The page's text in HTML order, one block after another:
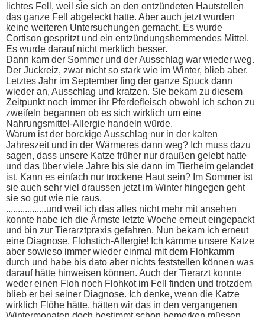
lichtes Fell, weil sie sich an den entzündeten Hautstellen
das ganze Fell abgeleckt hatte. Aber auch jetzt wurden
keine weiteren Untersuchungen gemacht. Es wurde
Cortison gespritzt und ein entzündungshemmendes Mittel.
Es wurde darauf nicht merklich besser.
Dann kam der Sommer und der Ausschlag war wieder weg.
Der Juckreiz, zwar nicht so stark wie im Winter, blieb aber.
Letztes Jahr im September fing der ganze Spuck dann
wieder an, Ausschlag und kratzen. Sie bekam zu diesem
Zeitpunkt noch immer ihr Pferdefleisch obwohl ich schon zu
zweifeln begannen ob es sich wirklich um eine
Nahrungsmittel-Allergie handeln würde.
Warum ist der borckige Ausschlag nur in der kalten
Jahreszeit und in der Wärmeres dann weg? Ich muss dazu
sagen, dass unsere Katze früher nur draußen gelebt hatte
und das über viele Jahre bis sie dann im Tierheim gelandet
ist. Kann es einfach nur trockene Haut sein? Im Sommer ist
sie auch sehr viel draussen jetzt im Winter hingegen geht
sie so gut wie nie raus.
.................und weil ich das alles nicht mehr mit ansehen
konnte habe ich die Ärmste letzte Woche erneut eingepackt
und bin zur Tierarztpraxis gefahren. Nun bekam ich erneut
eine Diagnose, Flohstich-Allergie! Ich kämme unsere Katze
aber sowieso immer wieder einmal mit dem Flohkamm
durch und habe bis dato aber nichts feststellen können was
darauf hätte hinweisen können. Auch der Tierarzt konnte
weder einen Floh noch Flohkot im Fell finden und trotzdem
blieb er bei seiner Diagnose. Ich denke, wenn die Katze
wirklich Flöhe hätte, hätten wir das in den vergangenen